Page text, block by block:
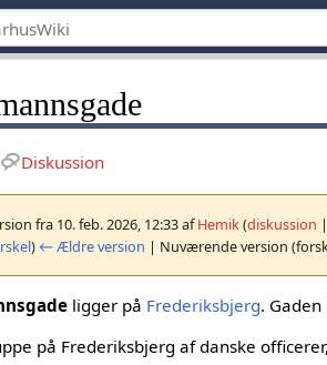
Diskussion
fra 10. feb. 2026, 12:33 afHemik(diskussion |
) ← Ældre version | Nuværende version
ligger på Frederiksbjerg.
på Frederiksbjerg af danske